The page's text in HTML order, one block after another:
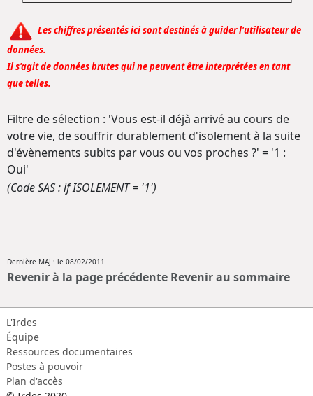
Les chiffres présentés ici sont destinés à guider l'utilisateur de
données.
Il s'agit de données brutes qui ne peuvent être interprétées en tant
que telles.
Filtre de sélection : 'Vous est-il déjà arrivé au cours de
votre vie, de souffrir durablement d'isolement à la suite
d'évènements subits par vous ou vos proches ?' = '1 :
Oui'
(Code SAS : if ISOLEMENT = '1')
Dernière MAJ : le 08/02/2011
Revenir à la page précédente Revenir au sommaire
L'Irdes
Équipe
Ressources documentaires
Postes à pouvoir
Plan d'accès